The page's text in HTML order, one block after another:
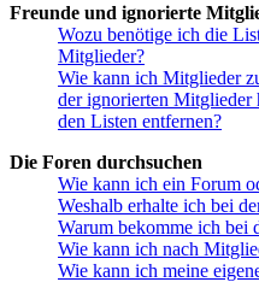
Freunde und ignorierte
Wozu benötige ich die
Mitglieder?
Wie kann ich Mitglieder
der ignorierten Mitglieder
den Listen entfernen?
Die Foren durchsuchen
Wie kann ich ein Forum
Weshalb erhalte ich bei
Warum bekomme ich bei
Wie kann ich nach
Wie kann ich meine